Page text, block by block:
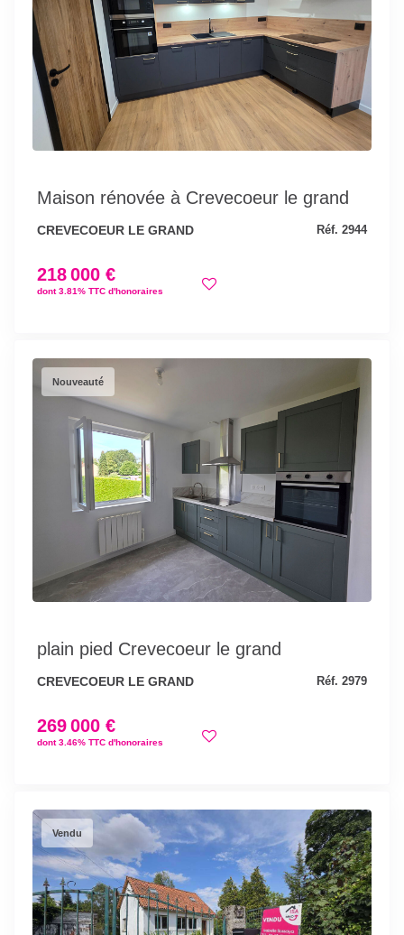
Maison rénovée à Crevecoeur le grand
CREVECOEUR LE GRAND Réf. 2944
218 000 €
dont 3.81% TTC d'honoraires
Nouveauté
plain pied Crevecoeur le grand
CREVECOEUR LE GRAND Réf. 2979
269 000 €
dont 3.46% TTC d'honoraires
Vendu